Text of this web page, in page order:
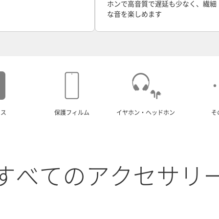
ホンで高音質で遅延も少なく、繊細
な音を楽しめます
保護フィルム イヤホン・ヘッドホン そ
べてのアクセサリ